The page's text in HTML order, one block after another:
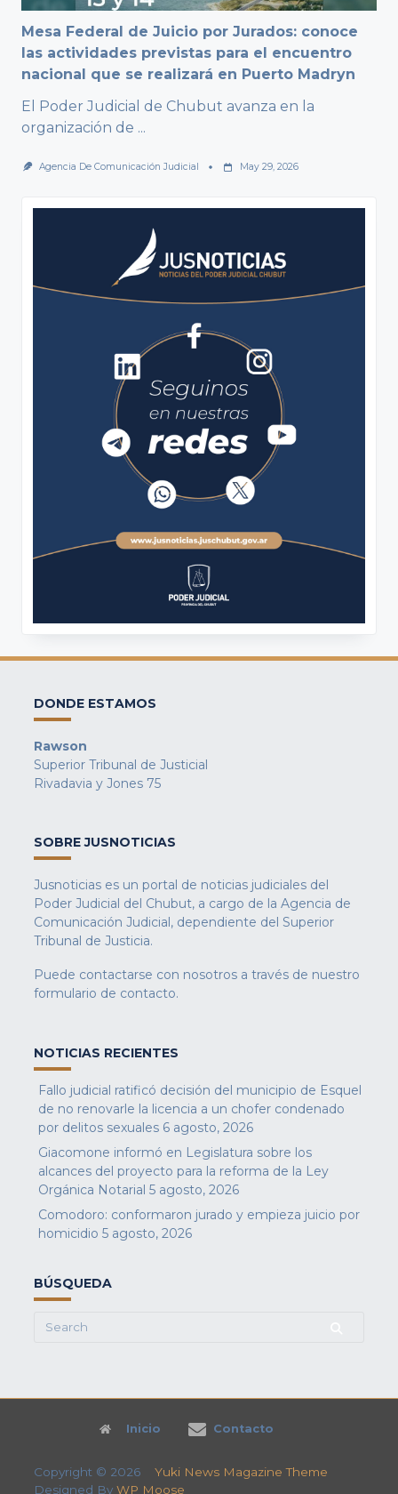
Mesa Federal de Juicio por Jurados: conoce
las actividades previstas para el encuentro
nacional que se realizará en Puerto Madryn
El Poder Judicial de Chubut avanza en la
organización de ...
Agencia De Comunicación Judicial May 29, 2026
DONDE ESTAMOS
Rawson
Superior Tribunal de Justicial
Rivadavia y Jones 75
SOBRE JUSNOTICIAS
Jusnoticias es un portal de noticias judiciales del
Poder Judicial del Chubut, a cargo de la Agencia de
Comunicación Judicial, dependiente del Superior
Tribunal de Justicia.
Puede contactarse con nosotros a través de nuestro
formulario de contacto.
NOTICIAS RECIENTES
Fallo judicial ratificó decisión del municipio de Esquel
de no renovarle la licencia a un chofer condenado
por delitos sexuales 6 agosto, 2026
Giacomone informó en Legislatura sobre los
alcances del proyecto para la reforma de la Ley
Orgánica Notarial 5 agosto, 2026
Comodoro: conformaron jurado y empieza juicio por
homicidio 5 agosto, 2026
BÚSQUEDA
Search
Inicio Contacto
Copyright © 2026 Yuki News Magazine Theme
Designed By WP Moose